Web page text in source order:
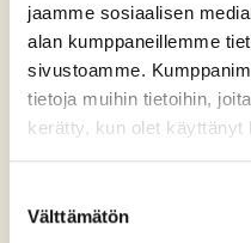
jaamme sosiaalisen
alan kumppaneillemme
sivustoamme.
tietoja muihin tietoihin,
kerätty, kun olet käyttänyt
valinta
Välttämätön